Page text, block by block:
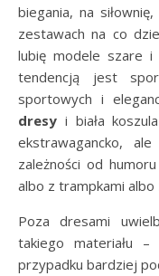
biegania, na
zestawach na co
lubię modele szare i
tendencją jest
sportowych i
dresy i biała
ekstrawagancko,
zależności od
albo z trampkami albo
Poza dresami
takiego materiału
przypadku bardziej